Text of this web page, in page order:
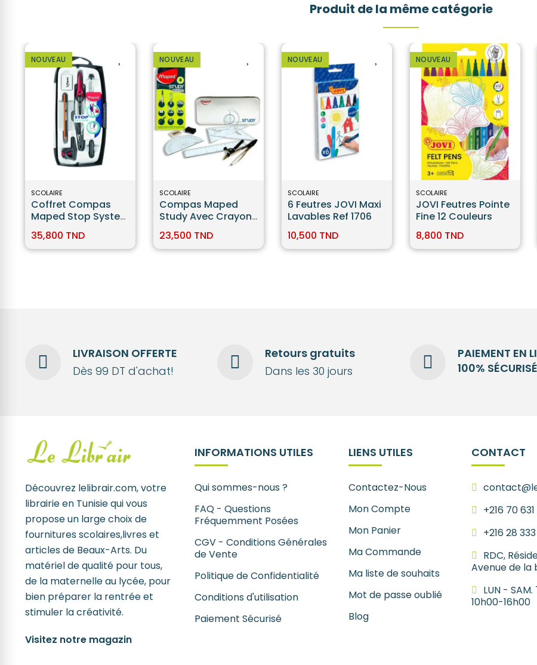
Produit de la même catégorie
NOUVEAU
SCOLAIRE
Coffret Compas
Maped Stop System
35,800 TND
NOUVEAU
SCOLAIRE
Compas Maped
Study Avec Crayon
23,500 TND
NOUVEAU
SCOLAIRE
6 Feutres JOVI Maxi
Lavables Ref 1706
10,500 TND
NOUVEAU
SCOLAIRE
JOVI Feutres Pointe
Fine 12 Couleurs
8,800 TND
LIVRAISON OFFERTE
Dès 99 DT d'achat!
Retours gratuits
Dans les 30 jours
PAIEMENT EN
100% SÉCURISÉ
Découvrez lelibrair.com, votre
librairie en Tunisie qui vous
propose un large choix de
fournitures scolaires,livres et
articles de Beaux-Arts. Du
matériel de qualité pour tous,
de la maternelle au lycée, pour
bien préparer la rentrée et
stimuler la créativité.
Visitez notre magazin
INFORMATIONS UTILES
Qui sommes-nous ?
FAQ - Questions
Fréquemment Posées
CGV - Conditions Générales
de Vente
Politique de Confidentialité
Conditions d'utilisation
Paiement Sécurisé
LIENS UTILES
Contactez-Nous
Mon Compte
Mon Panier
Ma Commande
Ma liste de souhaits
Mot de passe oublié
Blog
CONTACT
+216 70
+216 28
RDC,
Avenue de la
LUN -
10h00-16h00